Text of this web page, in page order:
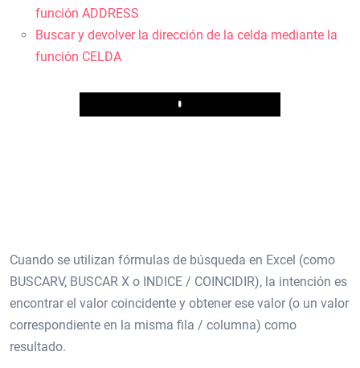
función ADDRESS
Buscar y devolver la dirección de la celda mediante la
función CELDA
Play
Cuando se utilizan fórmulas de búsqueda en Excel (como
BUSCARV, BUSCAR X o INDICE / COINCIDIR), la intención es
encontrar el valor coincidente y obtener ese valor (o un valor
correspondiente en la misma fila / columna) como
resultado.